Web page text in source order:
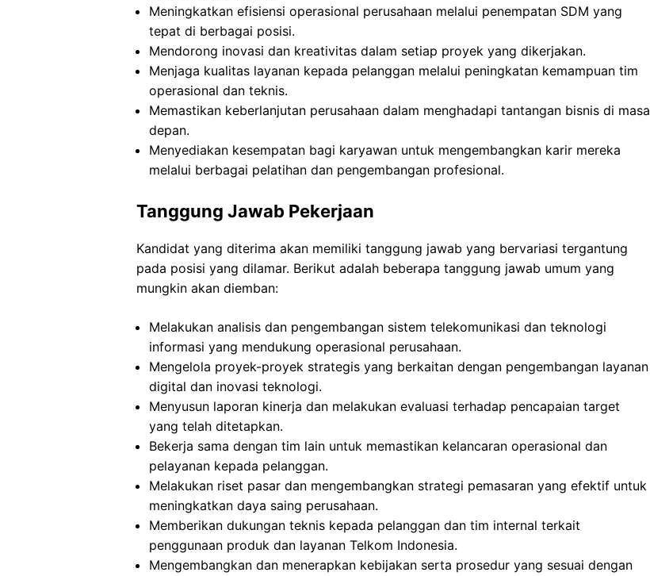
Meningkatkan efisiensi operasional perusahaan melalui penempatan SDM yang
tepat di berbagai posisi.
Mendorong inovasi dan kreativitas dalam setiap proyek yang dikerjakan.
Menjaga kualitas layanan kepada pelanggan melalui peningkatan kemampuan tim
operasional dan teknis.
Memastikan keberlanjutan perusahaan dalam menghadapi tantangan bisnis di masa
depan.
Menyediakan kesempatan bagi karyawan untuk mengembangkan karir mereka
melalui berbagai pelatihan dan pengembangan profesional.
Tanggung Jawab Pekerjaan
Kandidat yang diterima akan memiliki tanggung jawab yang bervariasi tergantung
pada posisi yang dilamar. Berikut adalah beberapa tanggung jawab umum yang
mungkin akan diemban:
Melakukan analisis dan pengembangan sistem telekomunikasi dan teknologi
informasi yang mendukung operasional perusahaan.
Mengelola proyek-proyek strategis yang berkaitan dengan pengembangan layanan
digital dan inovasi teknologi.
Menyusun laporan kinerja dan melakukan evaluasi terhadap pencapaian target
yang telah ditetapkan.
Bekerja sama dengan tim lain untuk memastikan kelancaran operasional dan
pelayanan kepada pelanggan.
Melakukan riset pasar dan mengembangkan strategi pemasaran yang efektif untuk
meningkatkan daya saing perusahaan.
Memberikan dukungan teknis kepada pelanggan dan tim internal terkait
penggunaan produk dan layanan Telkom Indonesia.
Mengembangkan dan menerapkan kebijakan serta prosedur yang sesuai dengan